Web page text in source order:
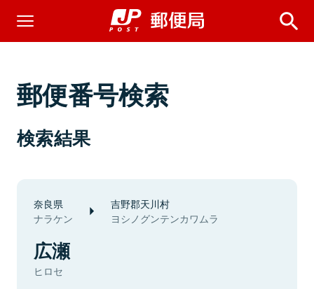
郵便番号検索
検索結果
奈良県
ナラケン
吉野郡天川村
ヨシノグンテンカワムラ
広瀬
ヒロセ